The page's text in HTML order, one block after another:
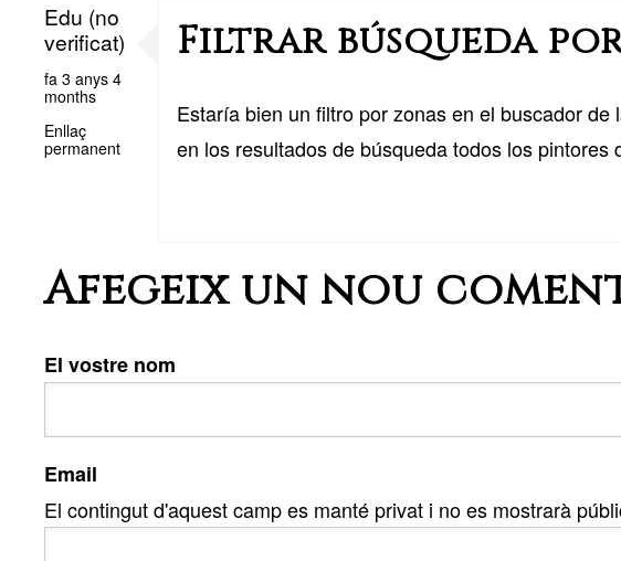
Edu (no
verificat)
fa 3 anys 4
months
Enllaç
permanent
Filtrar búsqueda
Estaría bien un filtro por zonas en el buscador de
en los resultados de búsqueda todos los
Afegeix un nou
El vostre nom
Email
El contingut d'aquest camp es manté privat i no es mostrarà